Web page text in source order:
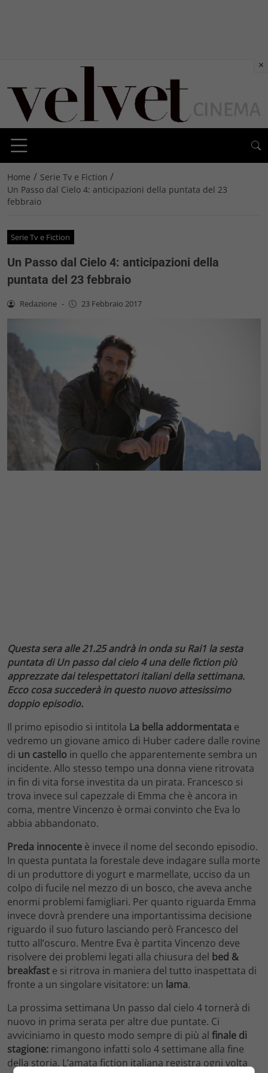
Home / Serie Tv e Fiction /
Un Passo dal Cielo 4: anticipazioni della puntata del 23
febbraio
Serie Tv e Fiction
Un Passo dal Cielo 4: anticipazioni della
puntata del 23 febbraio
Redazione - 23 Febbraio 2017
Questa sera alle 21.25 andrà in onda su Rai1 la sesta
puntata di Un passo dal cielo 4 una delle fiction più
apprezzate dai telespettatori italiani della settimana.
Ecco cosa succederà in questo nuovo attesissimo
doppio episodio.
Il primo episodio si intitola La bella addormentata e
vedremo un giovane amico di Huber cadere dalle rovine
di un castello in quello che apparentemente sembra un
incidente. Allo stesso tempo una donna viene ritrovata
in fin di vita forse investita da un pirata. Francesco si
trova invece sul capezzale di Emma che è ancora in
coma, mentre Vincenzo è ormai convinto che Eva lo
abbia abbandonato.
Preda innocente è invece il nome del secondo episodio.
In questa puntata la forestale deve indagare sulla morte
di un produttore di yogurt e marmellate, ucciso da un
colpo di fucile nel mezzo di un bosco, che aveva anche
enormi problemi famigliari. Per quanto riguarda Emma
invece dovrà prendere una importantissima decisione
riguardo il suo futuro lasciando però Francesco del
tutto all’oscuro. Mentre Eva è partita Vincenzo deve
risolvere dei problemi legati alla chiusura del bed &
breakfast e si ritrova in maniera del tutto inaspettata di
fronte a un singolare visitatore: un lama.
La prossima settimana Un passo dal cielo 4 tornerà di
nuovo in prima serata per altre due puntate. Ci
avviciniamo in questo modo sempre di più al finale di
stagione: rimangono infatti solo 4 settimane alla fine
della storia. L’amata fiction italiana registra ogni volta
×